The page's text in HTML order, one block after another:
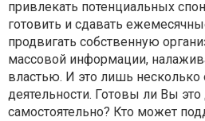
привлекать потенциальных
готовить и сдавать
продвигать собственную
массовой информации,
властью. И это лишь
деятельности. Готовы ли Вы это
самостоятельно? Кто может